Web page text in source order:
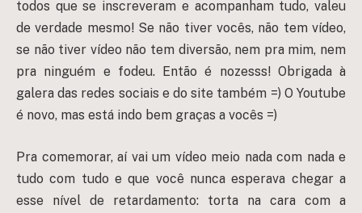
todos que se inscreveram e acompanham tudo, valeu
de verdade mesmo! Se não tiver vocês, não tem vídeo,
se não tiver vídeo não tem diversão, nem pra mim, nem
pra ninguém e fodeu. Então é nozesss! Obrigada à
galera das redes sociais e do site também =) O Youtube
é novo, mas está indo bem graças a vocês =)
Pra comemorar, aí vai um vídeo meio nada com nada e
tudo com tudo e que você nunca esperava chegar a
esse nível de retardamento: torta na cara com a